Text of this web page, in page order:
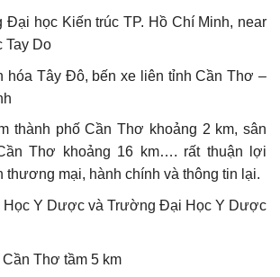
Đại học Kiến trúc TP. Hồ Chí Minh, near
Tay Do
hóa Tây Đô, bến xe liên tỉnh Cần Thơ –
thành phố Cần Thơ khoảng 2 km, sân
Thơ khoảng 16 km…. rất thuận lợi
thương mại, hành chính và thông tin lại.
Học Y Dược và Trường Đại Học Y Dược
Thơ tầm 5 km